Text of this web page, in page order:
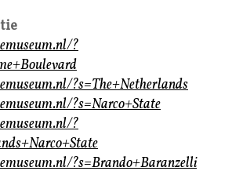
?
?s=The+Netherlands
?s=Narco+State
?
?s=Brando+Baranzelli